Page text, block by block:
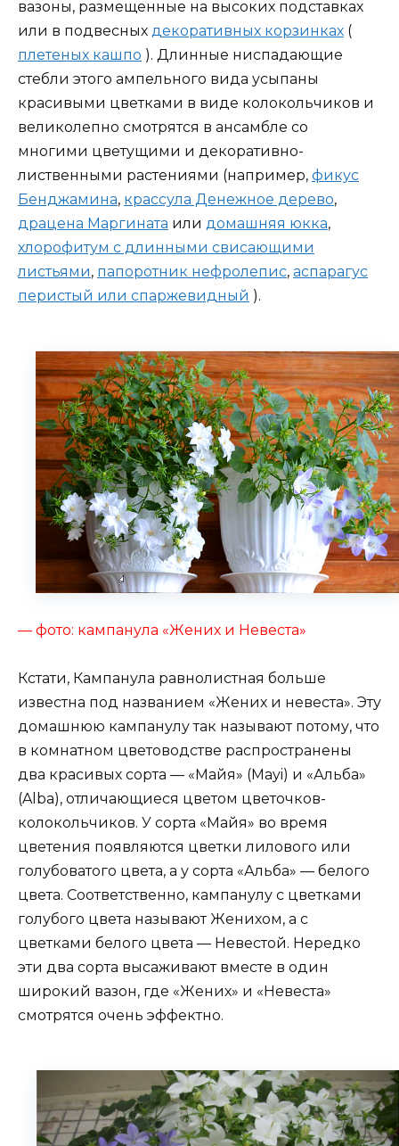
вазоны, размещенные на высоких подставках
или в подвесных декоративных корзинках (
плетеных кашпо ). Длинные ниспадающие
стебли этого ампельного вида усыпаны
красивыми цветками в виде колокольчиков и
великолепно смотрятся в ансамбле со
многими цветущими и декоративно-
лиственными растениями (например, фикус
Бенджамина, крассула Денежное дерево,
драцена Маргината или домашняя юкка,
хлорофитум с длинными свисающими
листьями, папоротник нефролепис, аспарагус
перистый или спаржевидный ).
— фото: кампанула «Жених и Невеста»
Кстати, Кампанула равнолистная больше
известна под названием «Жених и невеста». Эту
домашнюю кампанулу так называют потому, что
в комнатном цветоводстве распространены
два красивых сорта — «Майя» (Mayi) и «Альба»
(Alba), отличающиеся цветом цветочков-
колокольчиков. У сорта «Майя» во время
цветения появляются цветки лилового или
голубоватого цвета, а у сорта «Альба» — белого
цвета. Соответственно, кампанулу с цветками
голубого цвета называют Женихом, а с
цветками белого цвета — Невестой. Нередко
эти два сорта высаживают вместе в один
широкий вазон, где «Жених» и «Невеста»
смотрятся очень эффектно.